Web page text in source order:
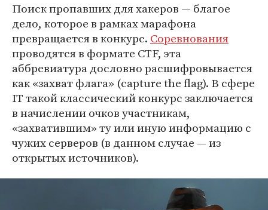
Поиск пропавших для хакеров — благое
дело, которое в рамках марафона
превращается в конкурс. Соревнования
проводятся в формате CTF, эта
аббревиатура дословно расшифровывается
как «захват флага» (capture the flag). В сфере
IT такой классический конкурс заключается
в начислении очков участникам,
«захватившим» ту или иную информацию с
чужих серверов (в данном случае — из
открытых источников).